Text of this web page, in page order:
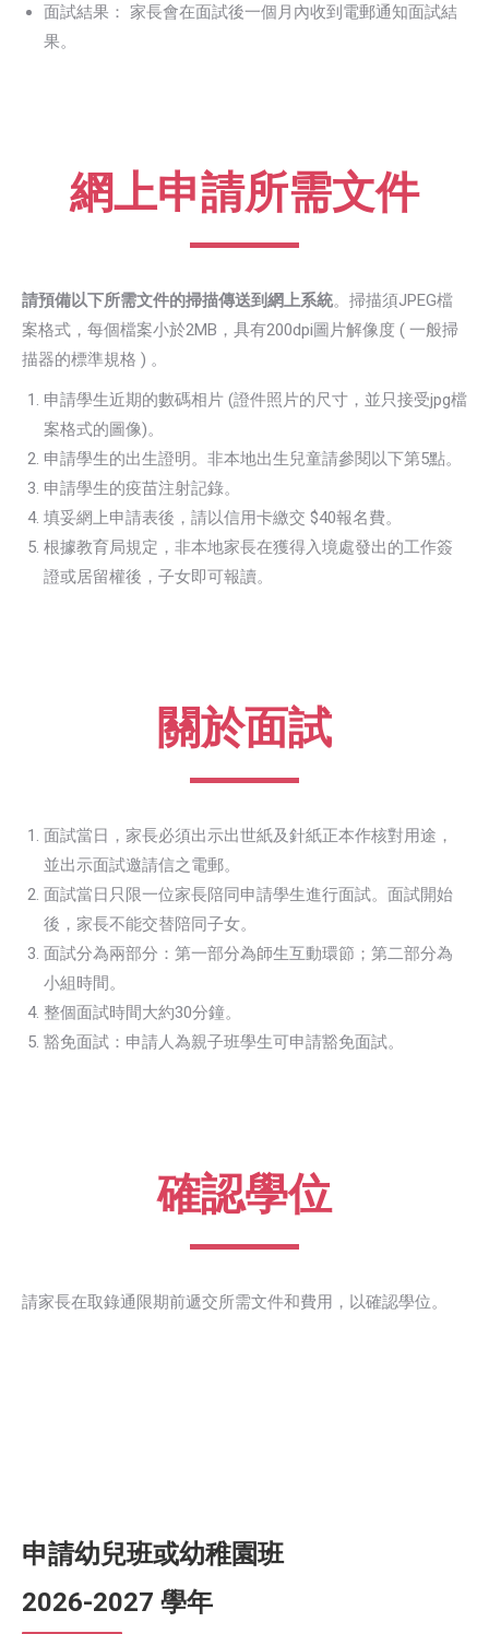
面試結果： 家長會在面試後一個月內收到電郵通知面試結
果。
網上申請所需文件
請預備以下所需文件的掃描傳送到網上系統。掃描須JPEG檔
案格式，每個檔案小於2MB，具有200dpi圖片解像度 ( 一般掃
描器的標準規格 ) 。
申請學生近期的數碼相片 (證件照片的尺寸，並只接受jpg檔
案格式的圖像)。
申請學生的出生證明。非本地出生兒童請參閱以下第5點。
申請學生的疫苗注射記錄。
填妥網上申請表後，請以信用卡繳交 $40報名費。
根據教育局規定，非本地家長在獲得入境處發出的工作簽
證或居留權後，子女即可報讀。
關於面試
面試當日，家長必須出示出世紙及針紙正本作核對用途，
並出示面試邀請信之電郵。
面試當日只限一位家長陪同申請學生進行面試。面試開始
後，家長不能交替陪同子女。
面試分為兩部分：第一部分為師生互動環節；第二部分為
小組時間。
整個面試時間大約30分鐘。
豁免面試：申請人為親子班學生可申請豁免面試。
確認學位
請家長在取錄通限期前遞交所需文件和費用，以確認學位。
申請幼兒班或幼稚園班
2026-2027 學年